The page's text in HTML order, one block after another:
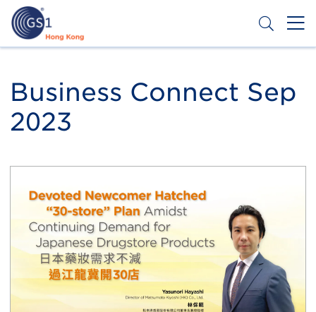
內
Top
Second
Menu
Business Connect Sep
2023